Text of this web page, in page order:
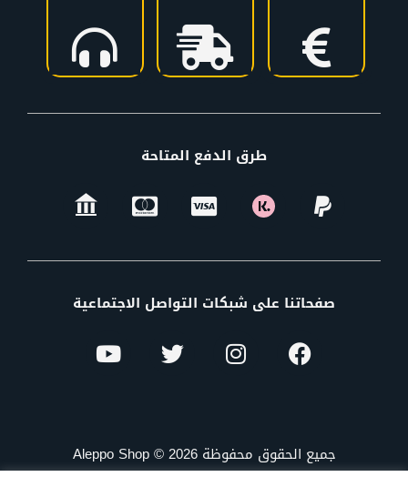
طرق الدفع المتاحة
صفحاتنا على شبكات التواصل الاجتماعية
جميع الحقوق محفوظة Aleppo Shop © 2026